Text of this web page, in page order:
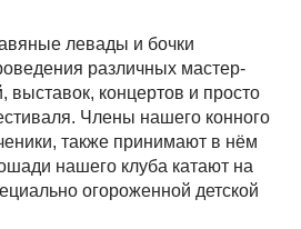
левады и бочки
различных мастер-
выставок, концертов и просто
Члены нашего конного
также принимают в нём
нашего клуба катают на
огороженной детской